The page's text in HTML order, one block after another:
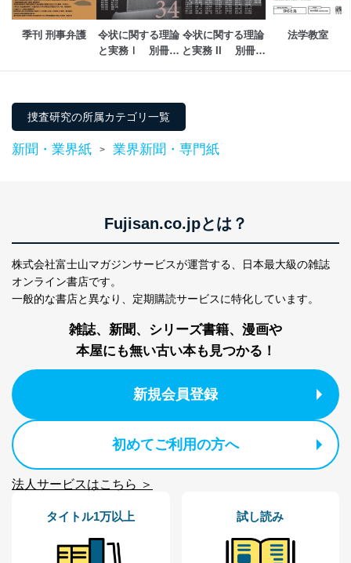
ソフトウェア等を導入し、自動更新 機能等の活用
により、これを最新状態としています。
情報システムの使用に伴う漏洩等の防止
個人情報保護マネジメントシステムの継続的改善
当社は、内部監査及びマネジメントレビューの機会を通
貴殿の個人情報及び当社の個人情報保護マネジメントシ
絡ください。
適切、かつ迅速に対応させていただきます。
TEL：0570-200-223
FAX：03-5459-7073
改訂：2025年2月20日
代表取締役会長 西野 伸一郎
個人情報の取扱いについて
当社は以下の個人情報保護管理者を設置し、個人情報保
護管理者の責任のもと、個人情報を取得・アクセス・利
用・提供・管理いたします。
季刊 刑事弁護
令状に関する理論
と実務Ⅰ　別冊判
令状に関する理論
と実務 II　 別冊判
法学教室
捜査研究の所属カテゴリ一覧
新聞・業界紙 > 業界新聞・専門紙
Fujisan.co.jpとは？
株式会社富士山マガジンサービスが運営する、
日本最大級の雑誌
オンライン書店です。
一般的な書店と異なり、 定期購読サービスに特化しています。
雑誌、新聞、シリーズ書籍、漫画や
本屋にも無い古い本も見つかる！
新規会員登録
初めてご利用の方へ
法人サービスはこちら ＞
タイトル1万以上 試し読み